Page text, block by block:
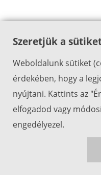
Szeretjük a
Weboldalunk sütiket
érdekében, hogy a
nyújtani. Kattints az
elfogadod vagy
engedélyezel.